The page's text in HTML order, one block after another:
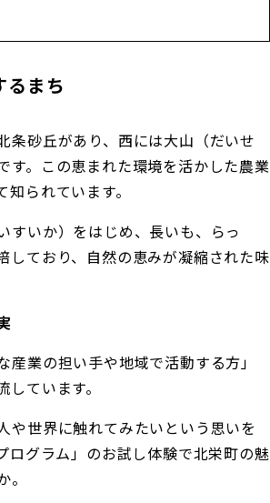
まち
条砂丘があり、西には大山（だいせ
す。この恵まれた環境を活かした農業
られています。
すいか）をはじめ、長いも、らっ
しており、自然の恵みが凝縮された味
業の担い手や地域で活動する方」
ています。
や世界に触れてみたいという思いを
ログラム」のお試し体験で北栄町の魅